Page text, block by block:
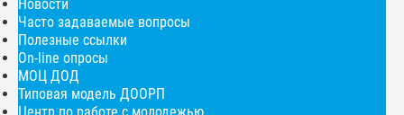
Новости
Часто задаваемые вопросы
Полезные ссылки
On-line опросы
МОЦ ДОД
Типовая модель ДООРП